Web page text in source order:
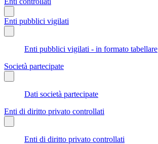
Enti pubblici vigilati
Enti pubblici vigilati - in formato tabellare
Società partecipate
Dati società partecipate
Enti di diritto privato controllati
Enti di diritto privato controllati